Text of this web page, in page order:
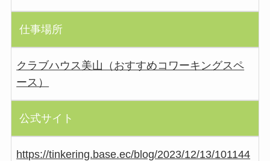
仕事場所
クラブハウス美山（おすすめコワーキングスペ
ース）
公式サイト
https://tinkering.base.ec/blog/2023/12/13/101144